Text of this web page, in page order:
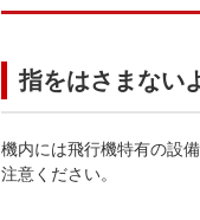
指をはさまない
機内には飛行機特有の設
注意ください。